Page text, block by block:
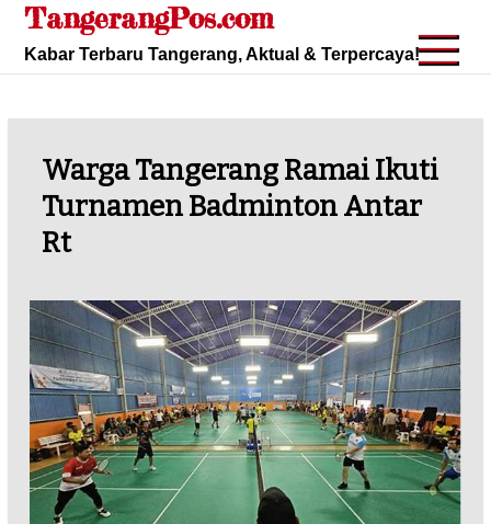
Skip
content
TangerangPos.com
Kabar Terbaru Tangerang, Aktual & Terpercaya!
Warga Tangerang Ramai Ikuti
Turnamen Badminton Antar
Rt